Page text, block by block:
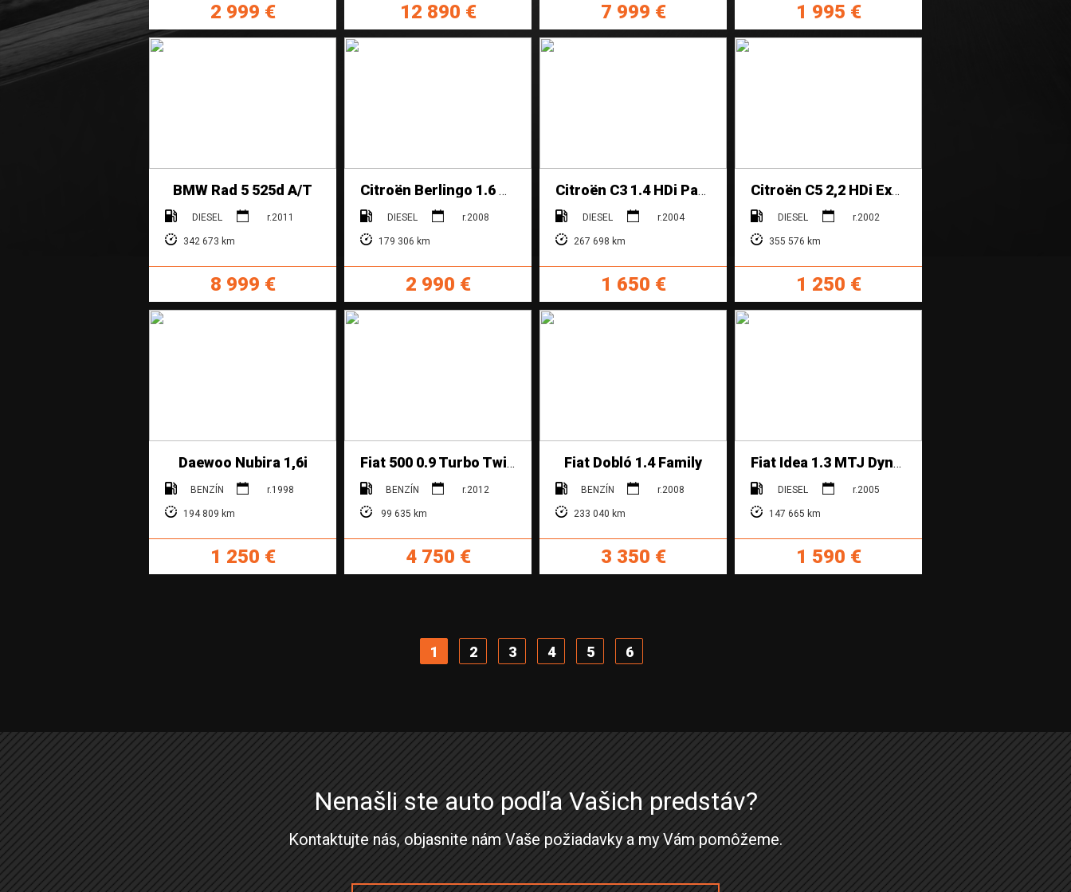
2 999 € 12 890 € 7 999 € 1 995 €
BMW Rad 5 525d A/T
DIESEL r.2011
342 673 km
8 999 €
Citroën Berlingo 1.6 HDi 16V Plus
DIESEL r.2008
179 306 km
2 990 €
Citroën C3 1.4 HDi Pack
DIESEL r.2004
267 698 km
1 650 €
Citroën C5 2,2 HDi Exclusive, 98 KW AUTOMAT
DIESEL r.2002
355 576 km
1 250 €
Daewoo Nubira 1,6i
BENZÍN r.1998
194 809 km
1 250 €
Fiat 500 0.9 Turbo Twin Air Plus
BENZÍN r.2012
99 635 km
4 750 €
Fiat Dobló 1.4 Family
BENZÍN r.2008
233 040 km
3 350 €
Fiat Idea 1.3 MTJ Dynamic
DIESEL r.2005
147 665 km
1 590 €
1 2 3 4 5 6
Nenašli ste auto podľa Vašich predstáv?
Kontaktujte nás, objasnite nám Vaše požiadavky a my Vám pomôžeme.